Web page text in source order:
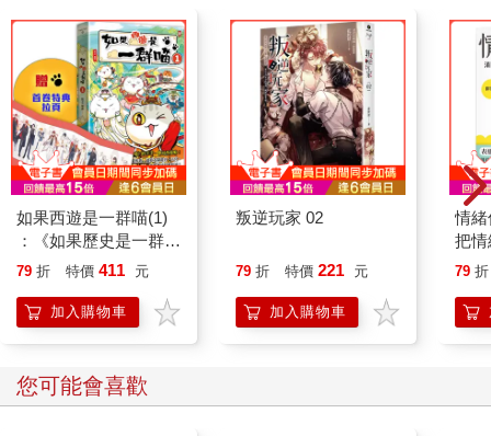
預防癌症：擊退體寒，打造癌細胞無法生存的體內環境
明明醫學已經如此發達，為什麼死於癌症的人仍然沒有減少？那
是因為罹患癌症的人越來越多，再加上現今的癌症治療通常都只
治標未治本，因此才治好一個癌症，另一個又發病了，簡直是沒
完沒了。
現代人之所以那麼容易罹癌，是因為體溫過低的緣故。研究結果
證實，癌細胞在體溫35℃左右最為活躍、也最適合繁殖。
以前的人平均體溫約在36.5℃到37.2℃，對癌細胞來說是難以繁殖
的環境。但是，現代人的平均體溫大多在35℃前後，比起從前的
人約降了1 ℃。
體溫每降低1 ℃，免疫力就會降低30％，不管再怎麼小心，低體
溫的人都難以預防癌細胞的增生，它們很容易就能越過免疫系統
的防線。
舉個簡單的例子，為什麼都是肺臟、食道、胃或子宮會罹癌，但
心臟、脾臟及小腸卻不會呢？因為後面這些器官的溫度都很高。
由於肺臟、食道、胃及子宮這些管狀或袋狀的器官都與體外相
如果西遊是一群喵(1)
：《如果歷史是一群
喵》作者最新力作，附
79 折 特價 411 元
加入購物車
叛逆玩家 02
79 折 特價 221 元
加入購物車
情
把
誰
79 折
您可能會喜歡